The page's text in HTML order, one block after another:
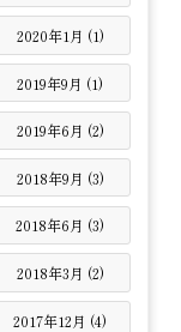
2020年1月 (1)
2019年9月 (1)
2019年6月 (2)
2018年9月 (3)
2018年6月 (3)
2018年3月 (2)
2017年12月 (4)